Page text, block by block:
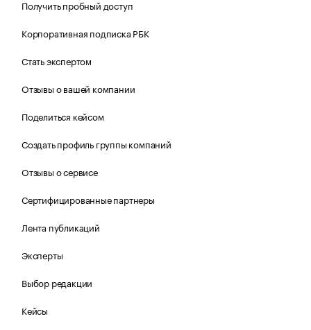
Получить пробный доступ
Корпоративная подписка РБК
Стать экспертом
Отзывы о вашей компании
Поделиться кейсом
Создать профиль группы компаний
Отзывы о сервисе
Сертифицированные партнеры
Лента публикаций
Эксперты
Выбор редакции
Кейсы